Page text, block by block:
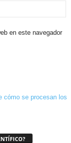
en este navegador
cómo se procesan los